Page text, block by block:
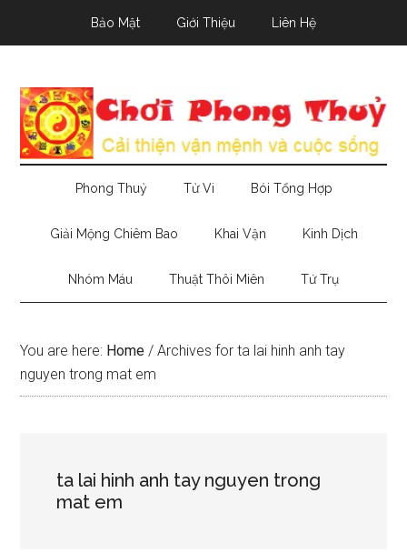
Bảo Mật Giới Thiệu Liên Hệ
Phong Thuỷ Tử Vi Bói Tổng Hợp
Giải Mộng Chiêm Bao Khai Vận Kinh Dịch
Nhóm Máu Thuật Thôi Miên Tứ Trụ
You are here: Home / Archives for ta lai hinh anh tay
nguyen trong mat em
ta lai hinh anh tay nguyen trong
mat em